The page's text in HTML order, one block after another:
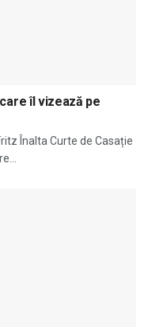
îl vizează pe
Înalta Curte de Casație